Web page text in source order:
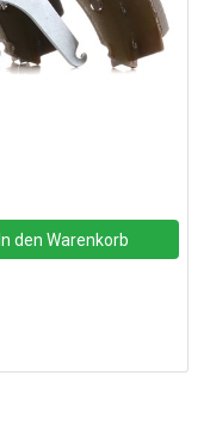
In den Warenkorb